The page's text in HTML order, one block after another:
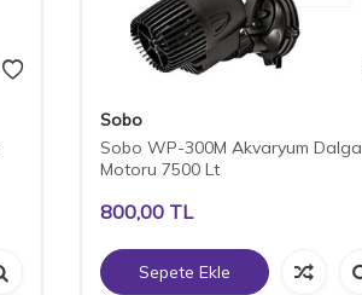
Sobo
Sobo WP-300M Akvaryum Dalga
Motoru 7500 Lt
800,00TL
Sepete Ekle